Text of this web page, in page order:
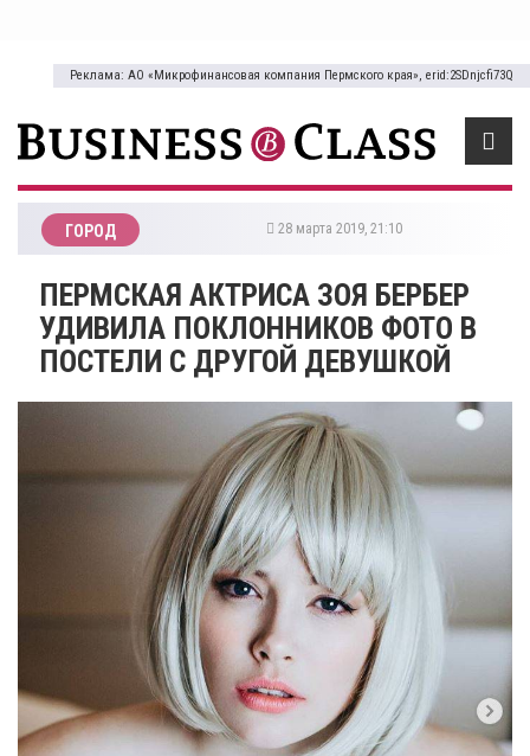
Реклама: АО «Микрофинансовая компания Пермского края», erid:2SDnjcfi73Q
ГОРОД 28 марта 2019, 21:10
​ПЕРМСКАЯ АКТРИСА ЗОЯ БЕРБЕР
УДИВИЛА ПОКЛОННИКОВ ФОТО В
ПОСТЕЛИ С ДРУГОЙ ДЕВУШКОЙ